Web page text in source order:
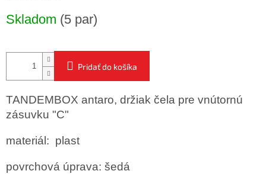
cena:
Skladom (5 par)
Pridať do košíka
TANDEMBOX antaro, držiak čela pre vnútornú
zásuvku "C"
materiál: plast
povrchová úprava: šedá